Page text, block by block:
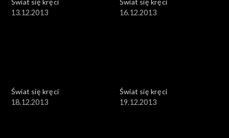
Świat się kręci
13.12.2013
Świat się kręci
16.12.2013
Świat się kręci
18.12.2013
Świat się kręci
19.12.2013